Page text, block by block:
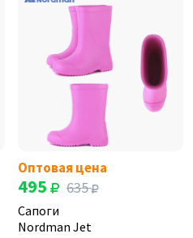
Оптовая цена
495 635
Сапоги
Nordman Jet